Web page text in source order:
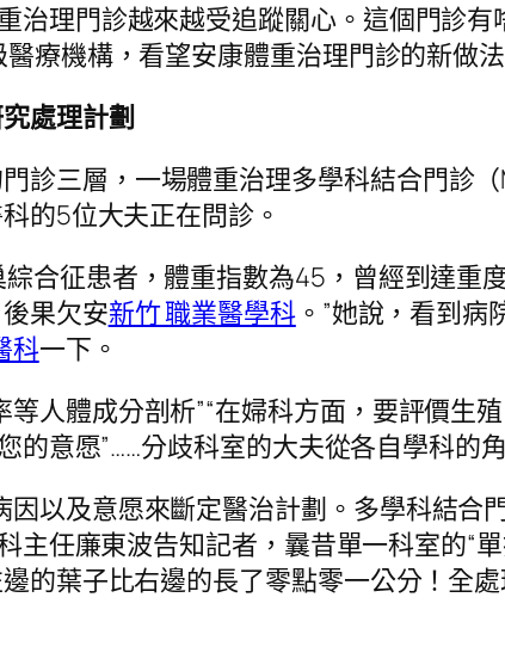
治理門診越來越受追蹤關心。這個門診
療機構，看望安康體重治理門診的新做法
處理計劃
診三層，一場體重治理多學科結合門診
的5位大夫正在問診。
合征患者，體重指數為45，曾經到達重
果欠安新竹 職業醫學科。”她說，看到病
科一下。
人體成分剖析”“在婦科方面，要評價生
的意愿”……分歧科室的大夫從各自學科的
以及意愿來斷定醫治計劃。多學科結合
主任廉東波告知記者，曩昔單一科室的“
的葉子比右邊的長了零點零一公分！全